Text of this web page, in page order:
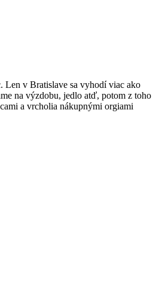
Len v Bratislave sa vyhodí viac ako
na výzdobu, jedlo atď, potom z toho
a vrcholia nákupnými orgiami